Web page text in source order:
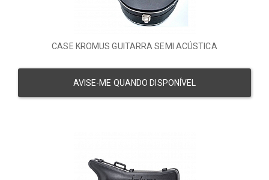
CASE KROMUS GUITARRA SEMI ACÚSTICA
AVISE-ME QUANDO DISPONÍVEL